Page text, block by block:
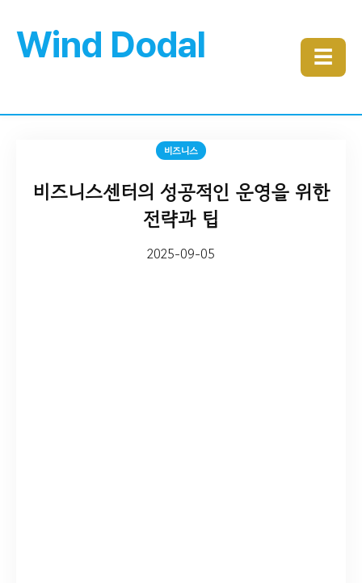
Wind Dodal ☰
비즈니스
비즈니스센터의 성공적인 운영을 위한
전략과 팁
2025-09-05